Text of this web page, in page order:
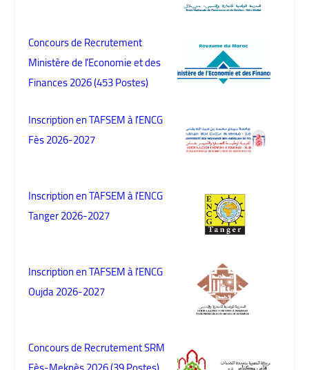
Concours de Recrutement
Ministère de l’Economie et des
Finances 2026 (453 Postes)
Inscription en TAFSEM à l'ENCG
Fès 2026-2027
Inscription en TAFSEM à l'ENCG
Tanger 2026-2027
Inscription en TAFSEM à l'ENCG
Oujda 2026-2027
Concours de Recrutement SRM